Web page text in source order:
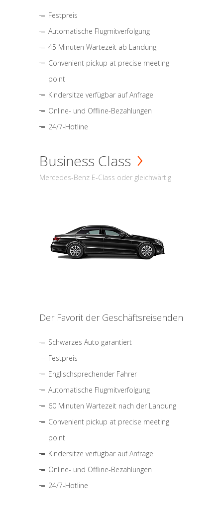
Festpreis
Automatische Flugmitverfolgung
45 Minuten Wartezeit ab Landung
Convenient pickup at precise meeting
point
Kindersitze verfügbar auf Anfrage
Online- und Offline-Bezahlungen
24/7-Hotline
Business Class
Mercedes-Benz E-Class oder gleichwärtig
Der Favorit der Geschäftsreisenden
Schwarzes Auto garantiert
Festpreis
Englischsprechender Fahrer
Automatische Flugmitverfolgung
60 Minuten Wartezeit nach der Landung
Convenient pickup at precise meeting
point
Kindersitze verfügbar auf Anfrage
Online- und Offline-Bezahlungen
24/7-Hotline